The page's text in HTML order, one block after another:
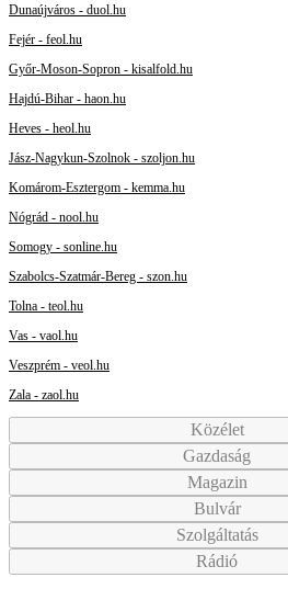
Dunaújváros - duol.hu
Fejér - feol.hu
Győr-Moson-Sopron - kisalfold.hu
Hajdú-Bihar - haon.hu
Heves - heol.hu
Jász-Nagykun-Szolnok - szoljon.hu
Komárom-Esztergom - kemma.hu
Nógrád - nool.hu
Somogy - sonline.hu
Szabolcs-Szatmár-Bereg - szon.hu
Tolna - teol.hu
Vas - vaol.hu
Veszprém - veol.hu
Zala - zaol.hu
Közélet
Gazdaság
Magazin
Bulvár
Szolgáltatás
Rádió